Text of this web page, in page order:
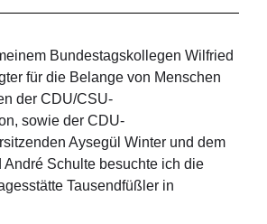
Bundestagskollegen Wilfried
für die Belange von Menschen
der CDU/CSU-
sowie der CDU-
Aysegül Winter und dem
André Schulte besuchte ich die
Tausendfüßler in